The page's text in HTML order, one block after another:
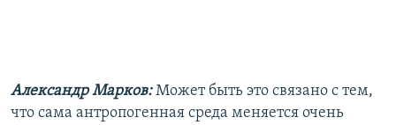
Александр Марков:Может быть это связано с тем,
что сама антропогенная среда меняется очень